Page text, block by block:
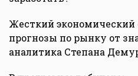
Жесткий экономический
прогнозы по рынку от
аналитика Степана